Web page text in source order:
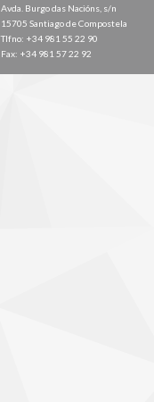
Avda. Burgo das Nacións, s/n
15705 Santiago de Compostela
Tlfno: +34 981 55 22 90
Fax: +34 981 57 22 92